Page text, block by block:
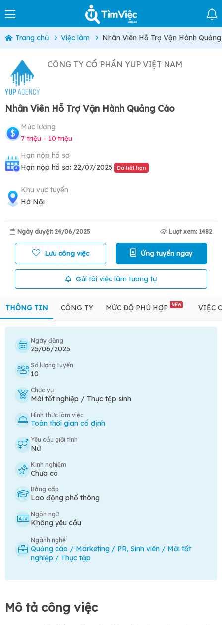
Trang chủ Việc làm Nhân Viên Hỗ Trợ Vận Hành
CÔNG TY CỔ PHẦN YUP VIỆT NAM
Nhân Viên Hỗ Trợ Vận Hành Quảng Cáo
Mức lương
7 triệu - 10 triệu
Hạn nộp hồ sơ
Hạn nộp hồ sơ: 22/07/2025
Đã hết hạn
Khu vực tuyển
Hà Nội
Ngày duyệt: 24/06/2025 Lượt xem: 1482
Lưu công việc Ứng tuyển ngay
Gửi tôi việc làm tương tự
THÔNG TIN CÔNG TY MỨC ĐỘ PHÙ HỢP NEW VIỆC
Ngày đăng
25/06/2025
Số lượng tuyển
10
Chức vụ
Mới tốt nghiệp / Thực tập sinh
Hình thức làm việc
Toàn thời gian cố định
Yêu cầu giới tính
Nữ
Kinh nghiệm
Chưa có
Bằng cấp
Lao động phổ thông
Ngôn ngữ
Không yêu cầu
Ngành nghề
Quảng cáo / Marketing / PR, Sinh viên / Mới tốt
nghiệp / Thực tập
Mô tả công việc